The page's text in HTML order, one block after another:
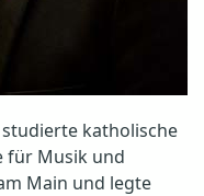
katholische
für Musik und
Main und legte